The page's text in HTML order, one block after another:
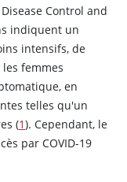
Control and
indiquent un
intensifs, de
femmes
en
telles qu'un
(1). Cependant, le
par COVID-19